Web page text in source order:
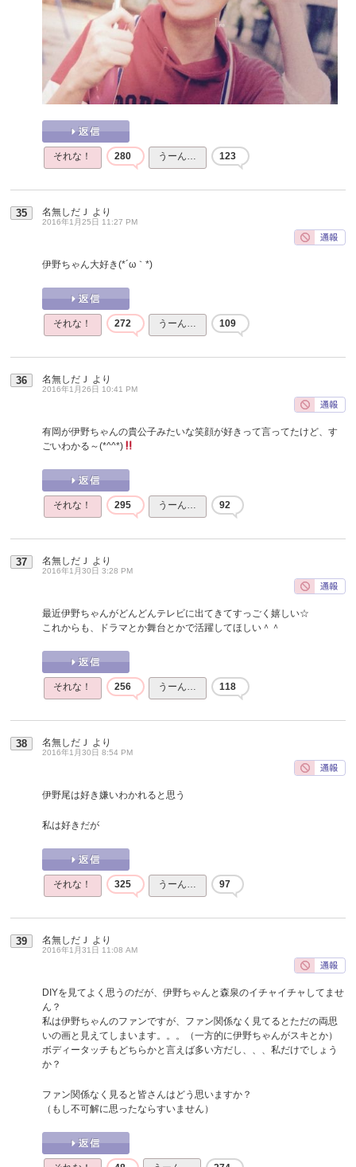
それな！ 280 うーん… 123
35 名無しだＪ より
2016年1月25日 11:27 PM
伊野ちゃん大好き(*´ω｀*)
それな！ 272 うーん… 109
36 名無しだＪ より
2016年1月26日 10:41 PM
有岡が伊野ちゃんの貴公子みたいな笑顔が好きって言ってたけど、す
ごいわかる～(*^^*)
それな！ 295 うーん… 92
37 名無しだＪ より
2016年1月30日 3:28 PM
最近伊野ちゃんがどんどんテレビに出てきてすっごく嬉しい☆
これからも、ドラマとか舞台とかで活躍してほしい＾＾
それな！ 256 うーん… 118
38 名無しだＪ より
2016年1月30日 8:54 PM
伊野尾は好き嫌いわかれると思う
私は好きだが
それな！ 325 うーん… 97
39 名無しだＪ より
2016年1月31日 11:08 AM
DIYを見てよく思うのだが、伊野ちゃんと森泉のイチャイチャしてませ
ん？
私は伊野ちゃんのファンですが、ファン関係なく見てるとただの両思
いの画と見えてしまいます。。。（一方的に伊野ちゃんがスキとか）
ボディータッチもどちらかと言えば多い方だし、、、私だけでしょう
か？
ファン関係なく見ると皆さんはどう思いますか？
（もし不可解に思ったならすいません）